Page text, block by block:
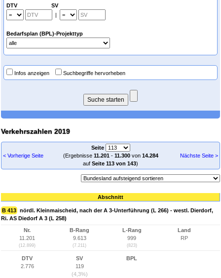
DTV SV
|
Bedarfsplan (BPL)-Projekttyp
Infos anzeigen Suchbegriffe hervorheben
Verkehrszahlen 2019
< Vorherige Seite
Seite
(Ergebnisse 11.201- 11.300von 14.284
auf Seite 113 von 143)
Nächste Seite >
Abschnitt
B 413 nördl. Kleinmaischeid, nach der A 3-Unterführung (L 266) - westl. Dierdorf,
Ri. AS Diedorf A 3 (L 258)
Nr.
11.201
(12.899)
B-Rang
9.613
(7.211)
L-Rang
999
(823)
Land
RP
DTV
2.776
SV
119
(4,3%)
BPL